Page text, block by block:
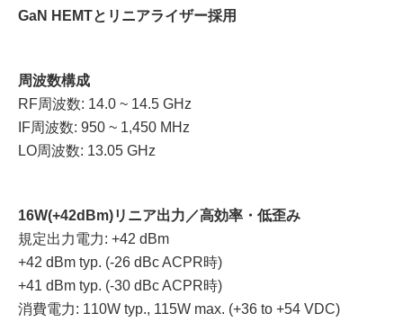
GaN HEMTとリニアライザー採用
周波数構成
RF周波数: 14.0 ~ 14.5 GHz
IF周波数: 950 ~ 1,450 MHz
LO周波数: 13.05 GHz
16W(+42dBm)リニア出力／高効率・低歪み
規定出力電力: +42 dBm
+42 dBm typ. (-26 dBc ACPR時)
+41 dBm typ. (-30 dBc ACPR時)
消費電力: 110W typ., 115W max. (+36 to +54 VDC)